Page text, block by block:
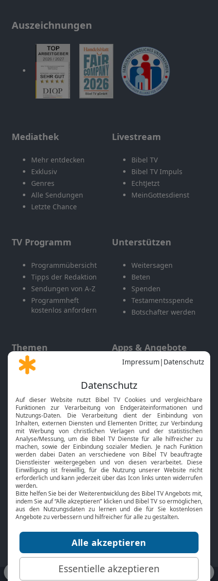
Auszeichnungen
Mediathek
Mehr entdecken
Exklusiv
Genres
Alle Sendungen
Letzte Chance
Livestream
Bibel TV
Bibel TV Impuls
EchtJetzt
MeinGottesdienst
TV Programm
Programmübersicht
Tipps der Redaktion
Sendungen von A-Z
Programmheft
kostenlos anfordern
Unterstützen
Weitersagen
Beten
Spenden
Testamentsspende
Botschafter werden
Themen
Gott und Bibel erklärt
Neuigkeiten
Apps & Angebote
Mobile App
Smart TV
HbbTV
Bibelthek Online-Bibel
Nächster Gottesdienst
Bibel TV
Über uns
Jobs
Mediadaten
Service
Kontakt
TV-Empfang